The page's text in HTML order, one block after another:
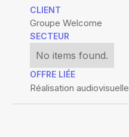
CLIENT
Groupe Welcome
SECTEUR
No items found.
OFFRE LIÉE
Réalisation audiovisuelle